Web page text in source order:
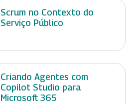
Scrum no Contexto do
Serviço Público
Criando Agentes com
Copilot Studio para
Microsoft 365